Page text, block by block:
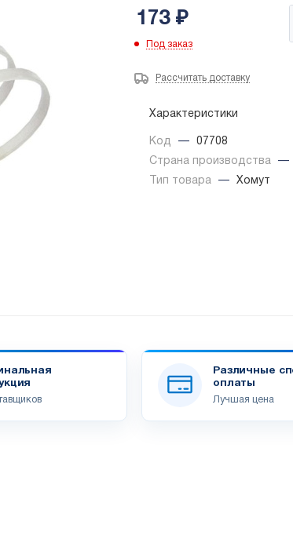
173₽
Под заказ
Рассчитать доставку
Характеристики
Код —
07708
Страна производства
—
Тип товара
— Хомут
Различные
оплаты
Лучшая цена